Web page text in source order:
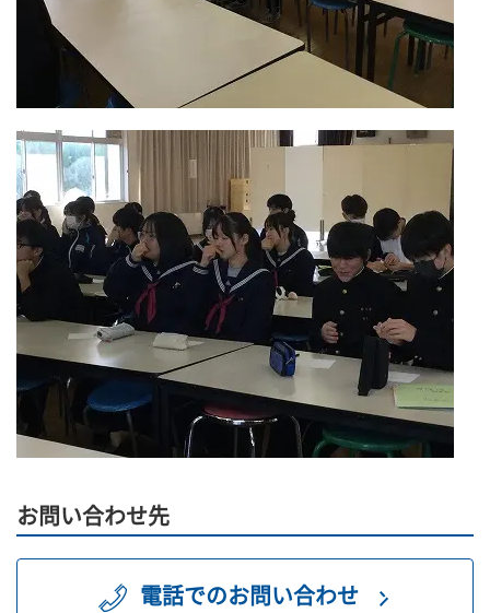
お問い合わせ先
電話でのお問い合わせ